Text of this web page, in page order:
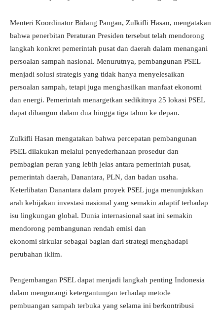
Menteri Koordinator Bidang Pangan, Zulkifli Hasan, mengatakan
bahwa penerbitan Peraturan Presiden tersebut telah mendorong
langkah konkret pemerintah pusat dan daerah dalam menangani
persoalan sampah nasional. Menurutnya, pembangunan PSEL
menjadi solusi strategis yang tidak hanya menyelesaikan
persoalan sampah, tetapi juga menghasilkan manfaat ekonomi
dan energi. Pemerintah menargetkan sedikitnya 25 lokasi PSEL
dapat dibangun dalam dua hingga tiga tahun ke depan.
Zulkifli Hasan mengatakan bahwa percepatan pembangunan
PSEL dilakukan melalui penyederhanaan prosedur dan
pembagian peran yang lebih jelas antara pemerintah pusat,
pemerintah daerah, Danantara, PLN, dan badan usaha.
Keterlibatan Danantara dalam proyek PSEL juga menunjukkan
arah kebijakan investasi nasional yang semakin adaptif terhadap
isu lingkungan global. Dunia internasional saat ini semakin
mendorong pembangunan rendah emisi dan
ekonomi sirkular sebagai bagian dari strategi menghadapi
perubahan iklim.
Pengembangan PSEL dapat menjadi langkah penting Indonesia
dalam mengurangi ketergantungan terhadap metode
pembuangan sampah terbuka yang selama ini berkontribusi